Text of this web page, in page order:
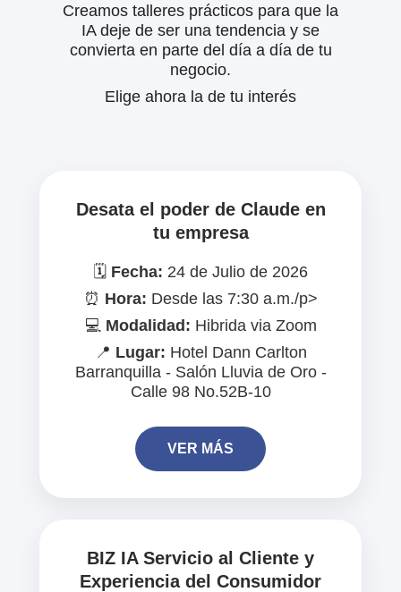
Creamos talleres prácticos para que la
IA deje de ser una tendencia y se
convierta en parte del día a día de tu
negocio.
Elige ahora la de tu interés
Desata el poder de Claude en
tu empresa
🗓️ Fecha: 24 de Julio de 2026
⏰ Hora: Desde las 7:30 a.m./p>
💻 Modalidad: Hibrida via Zoom
📍 Lugar: Hotel Dann Carlton
Barranquilla - Salón Lluvia de Oro -
Calle 98 No.52B-10
VER MÁS
BIZ IA Servicio al Cliente y
Experiencia del Consumidor